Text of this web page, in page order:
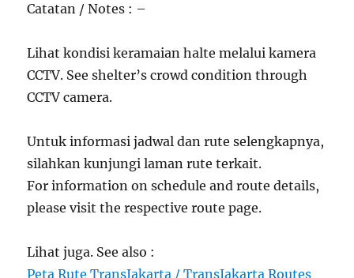
Catatan / Notes : –
Lihat kondisi keramaian halte melalui kamera
CCTV. See shelter’s crowd condition through
CCTV camera.
Untuk informasi jadwal dan rute selengkapnya,
silahkan kunjungi laman rute terkait.
For information on schedule and route details,
please visit the respective route page.
Lihat juga. See also :
Peta Rute TransJakarta / TransJakarta Routes